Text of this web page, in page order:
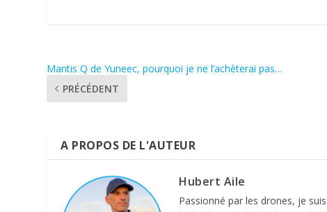
Mantis Q de Yuneec, pourquoi je ne l’achèterai pas…
PRÉCÉDENT
A PROPOS DE L'AUTEUR
Hubert Aile
Passionné par les drones, je